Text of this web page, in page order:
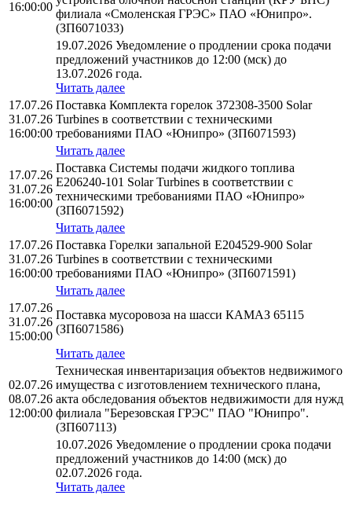
16:00:00
филиала «Смоленская ГРЭС» ПАО «Юнипро».
(ЗП6071033)
19.07.2026 Уведомление о продлении срока подачи
предложений участников до 12:00 (мск) до
13.07.2026 года.
Читать далее
17.07.26
31.07.26
16:00:00
Поставка Комплекта горелок 372308-3500 Solar
Turbines в соответствии с техническими
требованиями ПАО «Юнипро» (ЗП6071593)
Читать далее
17.07.26
31.07.26
16:00:00
Поставка Системы подачи жидкого топлива
E206240-101 Solar Turbines в соответствии с
техническими требованиями ПАО «Юнипро»
(ЗП6071592)
Читать далее
17.07.26
31.07.26
16:00:00
Поставка Горелки запальной E204529-900 Solar
Turbines в соответствии с техническими
требованиями ПАО «Юнипро» (ЗП6071591)
Читать далее
17.07.26
31.07.26
15:00:00
Поставка мусоровоза на шасси КАМАЗ 65115
(ЗП6071586)
Читать далее
02.07.26
08.07.26
12:00:00
Техническая инвентаризация объектов недвижимого
имущества с изготовлением технического плана,
акта обследования объектов недвижимости для нужд
филиала "Березовская ГРЭС" ПАО "Юнипро".
(ЗП607113)
10.07.2026 Уведомление о продлении срока подачи
предложений участников до 14:00 (мск) до
02.07.2026 года.
Читать далее